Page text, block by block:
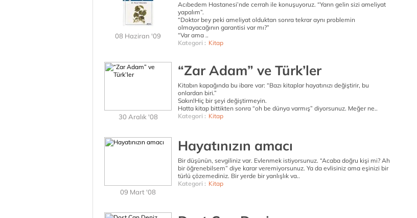
08 Haziran '09
Acıbedem Hastanesi’nde cerrah ile konuşuyoruz. “Yarın gelin sizi ameliyat
yapalım”.
“Doktor bey peki ameliyat olduktan sonra tekrar aynı problemin
olmayacağının garantisi var mı?”
“Var ama ..
Kategori : Kitap
30 Aralık '08
“Zar Adam” ve Türk’ler
Kitabın kapağında bu ibare var: “Bazı kitaplar hayatınızı değiştirir, bu
onlardan biri.”
Sakın!Hiç bir şeyi değiştirmeyin.
Hatta kitap bittikten sonra “oh be dünya varmış” diyorsunuz. Meğer ne..
Kategori : Kitap
09 Mart '08
Hayatınızın amacı
Bir düşünün, sevgiliniz var. Evlenmek istiyorsunuz. “Acaba doğru kişi mi? Ah
bir öğrenebilsem” diye karar veremiyorsunuz. Ya da evlisiniz ama eşinizi bir
türlü çözemediniz. Bir yerde bir yanlışlık va..
Kategori : Kitap